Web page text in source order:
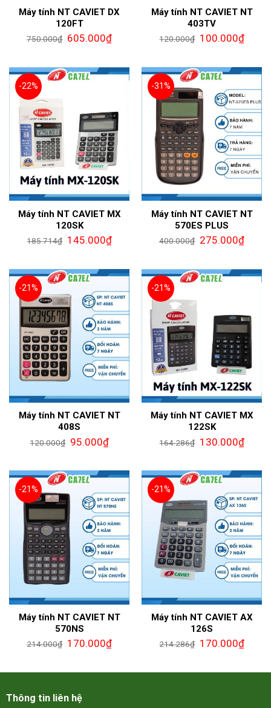
Máy tính NT CAVIET DX
120FT
750.000₫ 605.000₫
Máy tính NT CAVIET NT
403TV
120.000₫ 100.000₫
-22%
Máy tính NT CAVIET MX
120SK
185.714₫ 145.000₫
-31%
Máy tính NT CAVIET NT
570ES PLUS
400.000₫ 275.000₫
-21%
Máy tính NT CAVIET NT
408S
120.000₫ 95.000₫
-21%
Máy tính NT CAVIET MX
122SK
164.286₫ 130.000₫
-21%
Máy tính NT CAVIET NT
570NS
214.000₫ 170.000₫
-21%
Máy tính NT CAVIET AX
126S
214.286₫ 170.000₫
Thông tin liên hệ